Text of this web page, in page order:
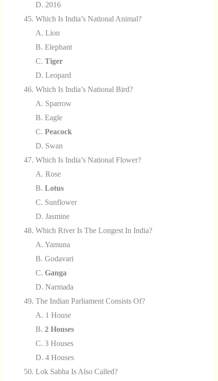
D. 2016
Which Is India’s National Animal?
A. Lion
B. Elephant
C. Tiger
D. Leopard
Which Is India’s National Bird?
A. Sparrow
B. Eagle
C. Peacock
D. Swan
Which Is India’s National Flower?
A. Rose
B. Lotus
C. Sunflower
D. Jasmine
Which River Is The Longest In India?
A. Yamuna
B. Godavari
C. Ganga
D. Narmada
The Indian Parliament Consists Of?
A. 1 House
B. 2 Houses
C. 3 Houses
D. 4 Houses
Lok Sabha Is Also Called?